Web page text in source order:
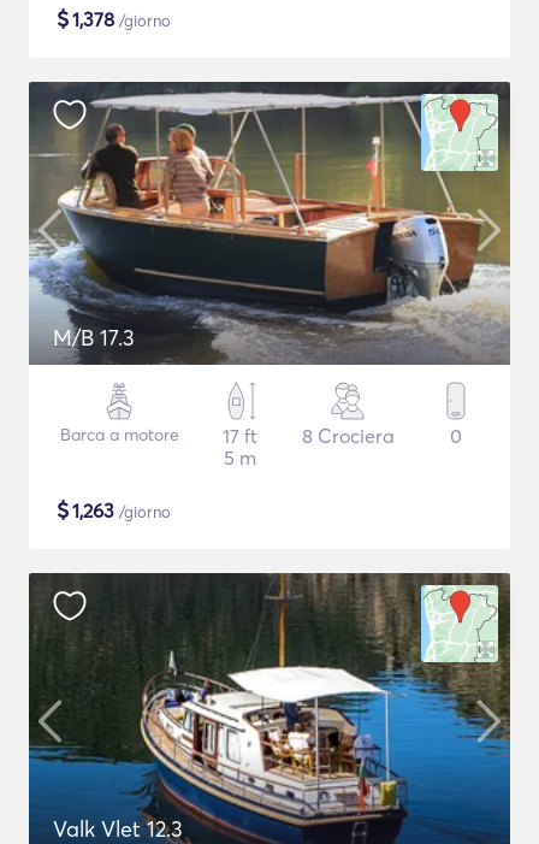
$1,378 /giorno
M/B 17.3
Barca a motore
17 ft
5 m
8 Crociera 0
$1,263 /giorno
Valk Vlet 12.3